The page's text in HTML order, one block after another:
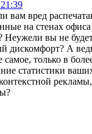
вам вред
на стенах
Неужели вы не
дискомфорт? А
только в
статистики